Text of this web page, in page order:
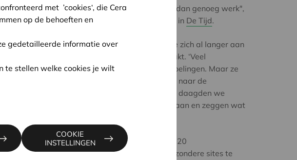
een niche van een niche, maar daarin is meer dan genoeg werk",
Michiel Van Balen in een interview in De Tijd.
architect en stedenbouwkundige ergerde zich al langer aan
keuzes die in veel stadscentra worden gemaakt. ‘Veel
zijn begonnen met goede bedoelingen. Maar ze
vaak naar een klassieke promotor die alleen naar de
kijkt. Vroeger schreven wij manifesten en daagden we
uit. Maar je kan niet blijven aan de kant staan en zeggen wat
besloot daarom met enkele kompanen in 2020
op te starten. Dat heeft als doel bijzondere sites te
met ’cookies‘, die Cera
op de behoeften en
gedetailleerde informatie over
te stellen welke cookies je wilt
COOKIE
INSTELLINGEN